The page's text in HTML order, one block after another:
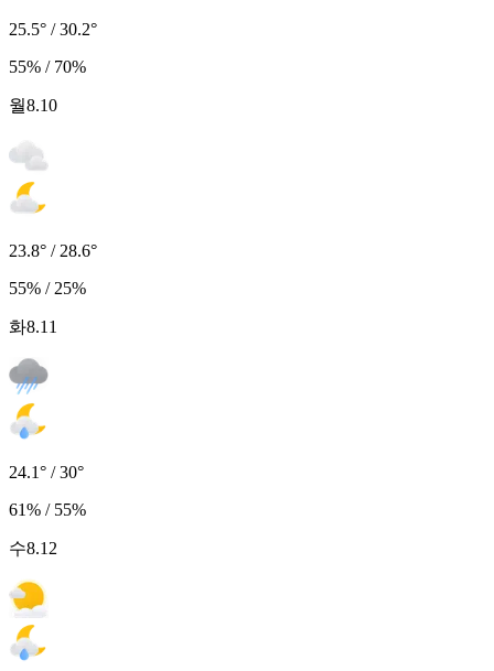
25.5° / 30.2°
55% / 70%
월8.10
23.8° / 28.6°
55% / 25%
화8.11
24.1° / 30°
61% / 55%
수8.12